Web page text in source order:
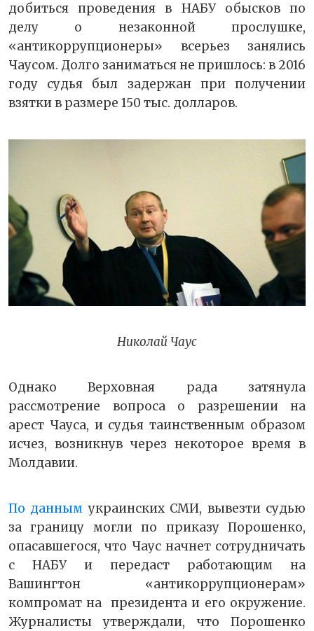
добиться проведения в НАБУ обысков по
делу о незаконной прослушке,
«антикоррупционеры» всерьез занялись
Чаусом. Долго заниматься не пришлось: в 2016
году судья был задержан при получении
взятки в размере 150 тыс. долларов.
Николай Чаус
Однако Верховная рада затянула
рассмотрение вопроса о разрешении на
арест Чауса, и судья таинственным образом
исчез, возникнув через некоторое время в
Молдавии.
По данным украинских СМИ, вывезти судью
за границу могли по приказу Порошенко,
опасавшегося, что Чаус начнет сотрудничать
с НАБУ и передаст работающим на
Вашингтон «антикоррупционерам»
компромат на президента и его окружение.
Журналисты утверждали, что Порошенко